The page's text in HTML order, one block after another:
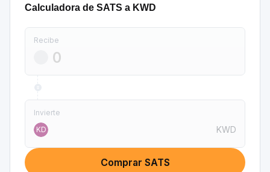
Calculadora de SATS a KWD
Recibe
Invierte
KD
KWD
Comprar SATS